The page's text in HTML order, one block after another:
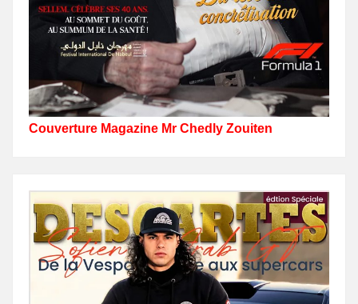
Couverture Magazine Mr Chedly Zouiten